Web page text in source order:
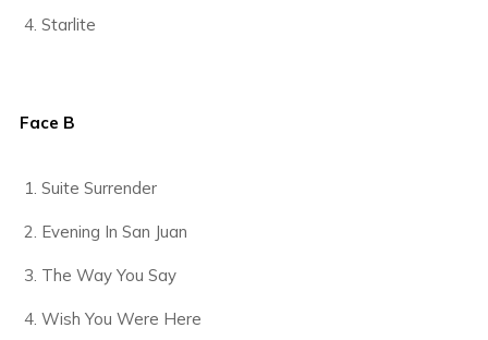
Starlite
Face B
Suite Surrender
Evening In San Juan
The Way You Say
Wish You Were Here